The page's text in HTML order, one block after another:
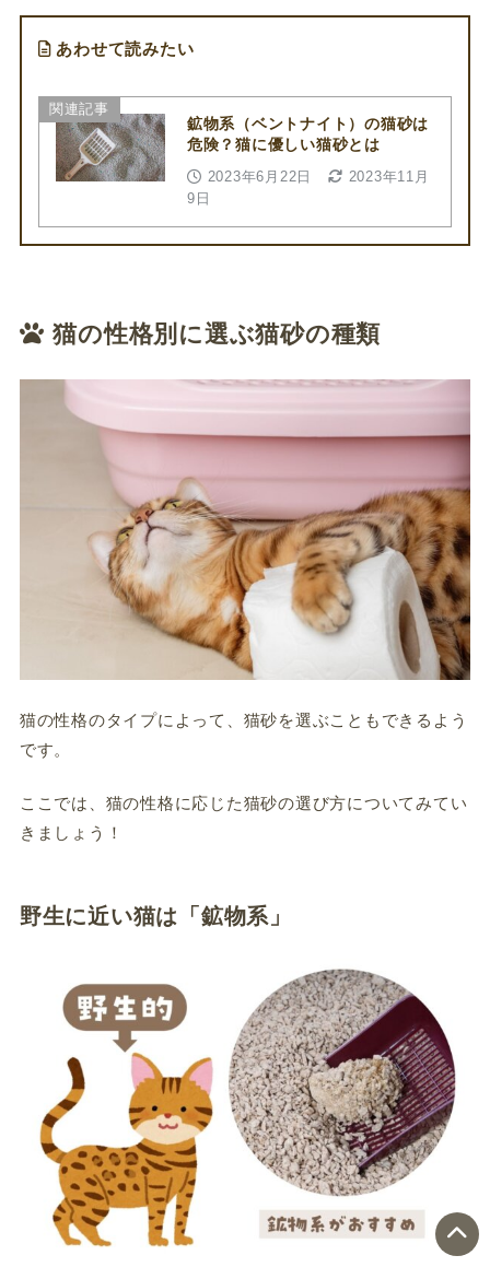
あわせて読みたい
関連記事
鉱物系（ベントナイト）の猫砂は
危険？猫に優しい猫砂とは
2023年6月22日
2023年11月
9日
猫の性格別に選ぶ猫砂の種類
猫の性格のタイプによって、猫砂を選ぶこともできるよう
です。
ここでは、猫の性格に応じた猫砂の選び方についてみてい
きましょう！
野生に近い猫は「鉱物系」